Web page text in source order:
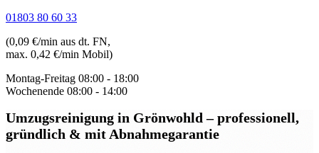
01803 80 60 33
(0,09 €/min aus dt. FN,
max. 0,42 €/min Mobil)
Montag-Freitag 08:00 - 18:00
Wochenende 08:00 - 14:00
Umzugsreinigung in Grönwohld– professionell,
gründlich & mit Abnahmegarantie